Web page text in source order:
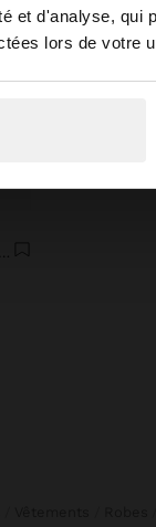
et d'analyse,
lors de votre
Voulez-
souhaite rester
RUBAN DÉCORATIF AVEC COQUILLAGES POUR CHAUSSURE